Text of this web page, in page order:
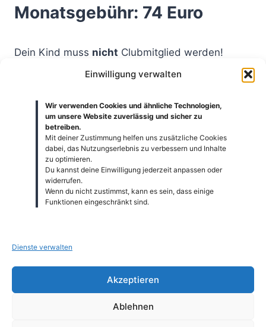
Einwilligung verwalten
Wir verwenden Cookies und ähnliche Technologien,
um unsere Website zuverlässig und sicher zu
betreiben.
Mit deiner Zustimmung helfen uns zusätzliche Cookies
dabei, das Nutzungserlebnis zu verbessern und Inhalte
zu optimieren.
Du kannst deine Einwilligung jederzeit anpassen oder
widerrufen.
Wenn du nicht zustimmst, kann es sein, dass einige
Funktionen eingeschränkt sind.
Dienste verwalten
Akzeptieren
Ablehnen
Monatsgebühr: 74 Euro
Dein Kind muss nicht Clubmitglied werden!
Was ist enthalten?
60 Minuten qualifizierte Anleitung
Gruppenunterricht (max. 6 Kinder)
Alle Trainingsmaterialien inklusive
Play & Stay Methode
Keine Clubmitgliedschaft nötig